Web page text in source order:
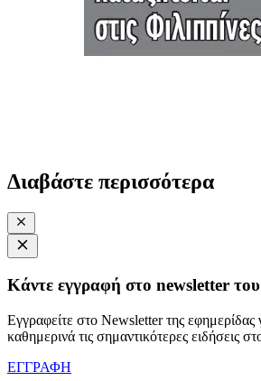
Διαβάστε περισσότερα
Κάντε εγγραφή στο newsletter
Εγγραφείτε στο Newsletter της εφημερίδας
καθημερινά τις σημαντικότερες ειδήσεις
ΕΓΓΡΑΦΗ